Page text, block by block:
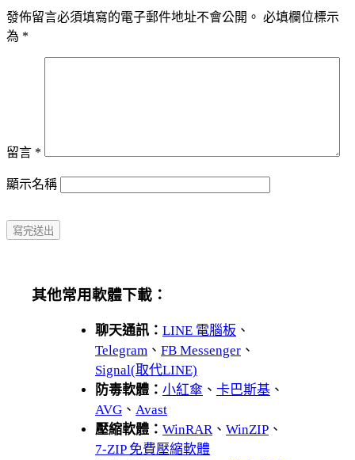
發佈留言必須填寫的電子郵件地址不會公開。 必填欄位標示
為 *
留言 *
顯示名稱
其他常用軟體下載：
聊天通訊： LINE 電腦板 、
Telegram 、 FB Messenger 、
Signal(取代LINE)
防毒軟體： 小紅傘 、 卡巴斯基 、
AVG 、 Avast
壓縮軟體： WinRAR 、 WinZIP 、
7-ZIP 免費壓縮軟體